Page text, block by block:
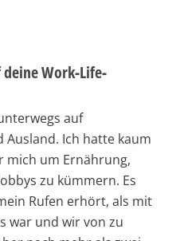
deine Work-Life-
auf
Ausland. Ich hatte kaum
mich um Ernährung,
zu kümmern. Es
Rufen erhört, als mit
war und wir von zu